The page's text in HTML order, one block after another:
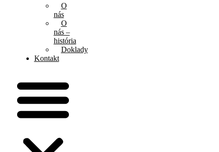
O
nás
O
nás –
história
Doklady
Kontakt